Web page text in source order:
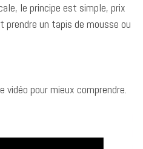
le principe est simple, prix
un tapis de mousse ou
vidéo pour mieux comprendre.